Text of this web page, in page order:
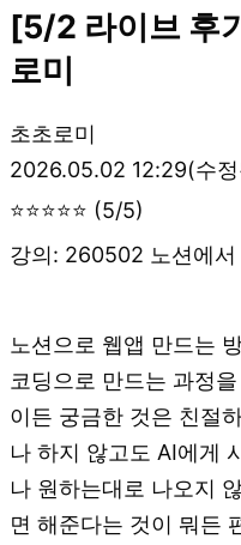
[5/2 라이브
로미
초초로미
2026.05.02 12:29(수
⭐⭐⭐⭐⭐ (5/5)
강의: 260502 노션에서
노션으로 웹앱 만드는
코딩으로 만드는 과정
이든 궁금한 것은 친절
나 하지 않고도 AI에게
나 원하는대로 나오지
면 해준다는 것이 뭐든